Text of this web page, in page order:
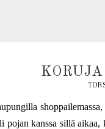
kanssa sillä aikaa,